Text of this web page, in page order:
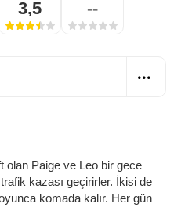
3,5 --
olan Paige ve Leo bir gece
kazası geçirirler. İkisi de
komada kalır. Her gün